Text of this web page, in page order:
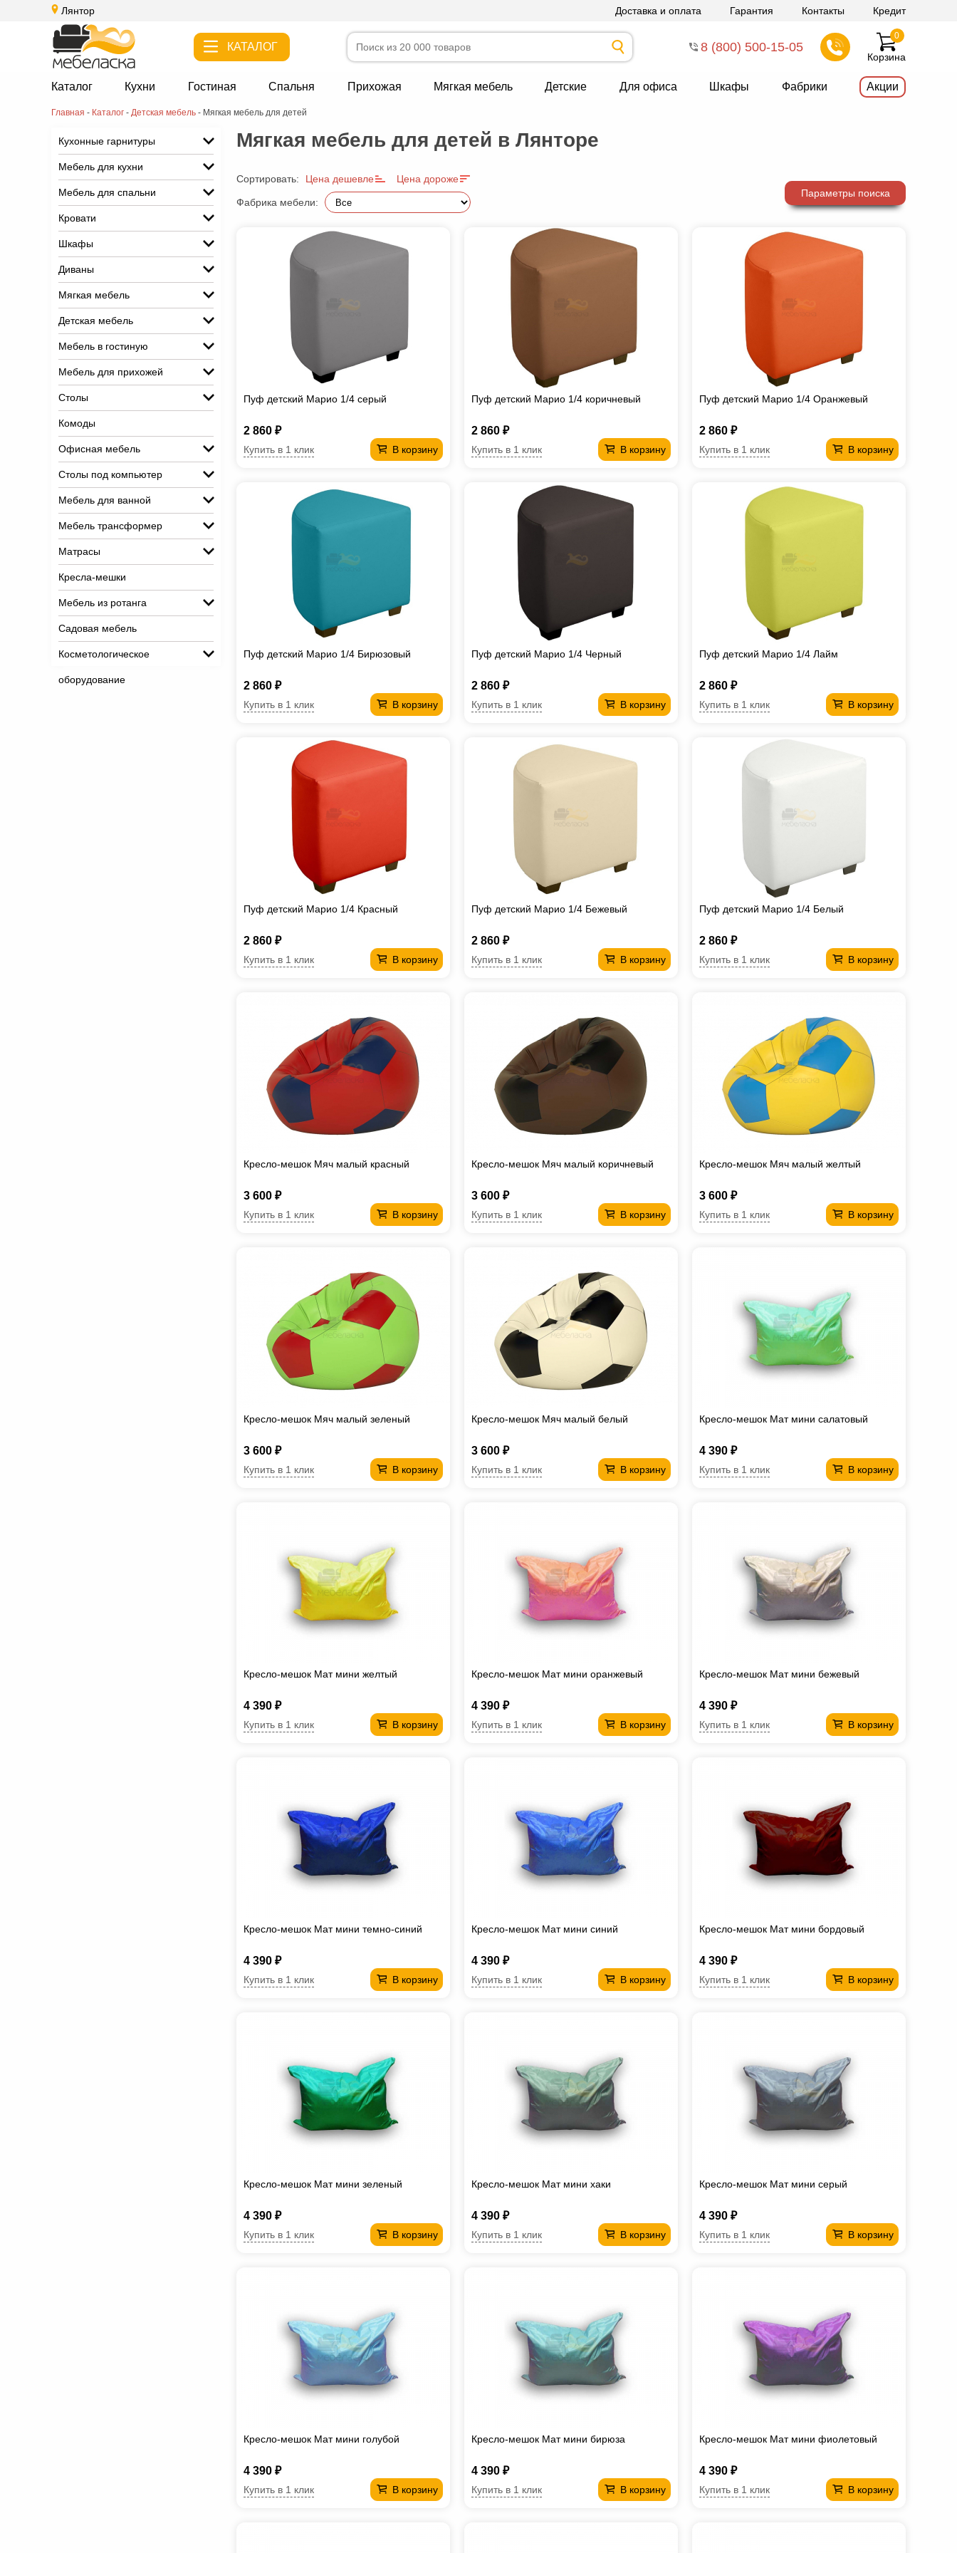
Лянтор Доставка и оплата Гарантия Контакты Кредит
КАТАЛОГ 8 (800) 500-15-05
Корзина
0
Каталог Кухни Гостиная Спальня Прихожая Мягкая мебель Детские Для офиса Шкафы Фабрики Акции
Главная - Каталог - Детская мебель - Мягкая мебель для детей
Кухонные гарнитуры
Мебель для кухни
Мебель для спальни
Кровати
Шкафы
Диваны
Мягкая мебель
Детская мебель
Мебель в гостиную
Мебель для прихожей
Столы
Комоды
Офисная мебель
Столы под компьютер
Мебель для ванной
Мебель трансформер
Матрасы
Кресла-мешки
Мебель из ротанга
Садовая мебель
Косметологическое
оборудование
Мягкая мебель для детей в Лянторе
Сортировать: Цена дешевле Цена дороже
Фабрика мебели:
Параметры поиска
Пуф детский Марио 1/4 серый
2 860 ₽
В корзину
Купить в 1 клик
Пуф детский Марио 1/4 коричневый
2 860 ₽
В корзину
Купить в 1 клик
Пуф детский Марио 1/4 Оранжевый
2 860 ₽
В корзину
Купить в 1 клик
Пуф детский Марио 1/4 Бирюзовый
2 860 ₽
В корзину
Купить в 1 клик
Пуф детский Марио 1/4 Черный
2 860 ₽
В корзину
Купить в 1 клик
Пуф детский Марио 1/4 Лайм
2 860 ₽
В корзину
Купить в 1 клик
Пуф детский Марио 1/4 Красный
2 860 ₽
В корзину
Купить в 1 клик
Пуф детский Марио 1/4 Бежевый
2 860 ₽
В корзину
Купить в 1 клик
Пуф детский Марио 1/4 Белый
2 860 ₽
В корзину
Купить в 1 клик
Кресло-мешок Мяч малый красный
3 600 ₽
В корзину
Купить в 1 клик
Кресло-мешок Мяч малый коричневый
3 600 ₽
В корзину
Купить в 1 клик
Кресло-мешок Мяч малый желтый
3 600 ₽
В корзину
Купить в 1 клик
Кресло-мешок Мяч малый зеленый
3 600 ₽
В корзину
Купить в 1 клик
Кресло-мешок Мяч малый белый
3 600 ₽
В корзину
Купить в 1 клик
Кресло-мешок Мат мини салатовый
4 390 ₽
В корзину
Купить в 1 клик
Кресло-мешок Мат мини желтый
4 390 ₽
В корзину
Купить в 1 клик
Кресло-мешок Мат мини оранжевый
4 390 ₽
В корзину
Купить в 1 клик
Кресло-мешок Мат мини бежевый
4 390 ₽
В корзину
Купить в 1 клик
Кресло-мешок Мат мини темно-синий
4 390 ₽
В корзину
Купить в 1 клик
Кресло-мешок Мат мини синий
4 390 ₽
В корзину
Купить в 1 клик
Кресло-мешок Мат мини бордовый
4 390 ₽
В корзину
Купить в 1 клик
Кресло-мешок Мат мини зеленый
4 390 ₽
В корзину
Купить в 1 клик
Кресло-мешок Мат мини хаки
4 390 ₽
В корзину
Купить в 1 клик
Кресло-мешок Мат мини серый
4 390 ₽
В корзину
Купить в 1 клик
Кресло-мешок Мат мини голубой
4 390 ₽
В корзину
Купить в 1 клик
Кресло-мешок Мат мини бирюза
4 390 ₽
В корзину
Купить в 1 клик
Кресло-мешок Мат мини фиолетовый
4 390 ₽
В корзину
Купить в 1 клик